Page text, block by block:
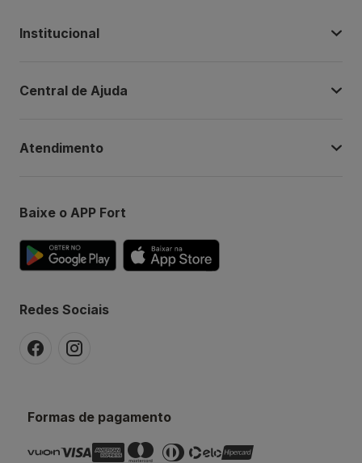
Institucional
Central de Ajuda
Atendimento
Baixe o APP Fort
Redes Sociais
Formas de pagamento